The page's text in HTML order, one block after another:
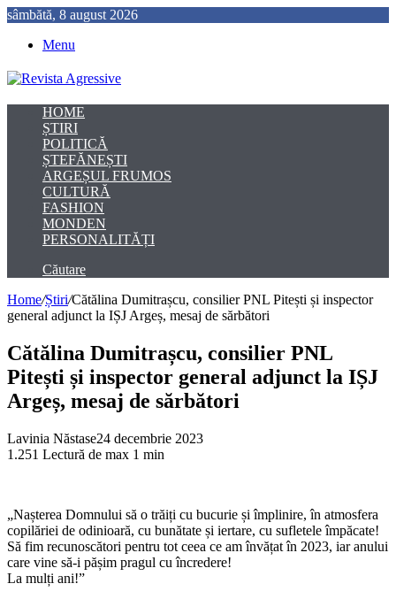
sâmbătă, 8 august 2026
Menu
HOME
ȘTIRI
POLITICĂ
ȘTEFĂNEȘTI
ARGEȘUL FRUMOS
CULTURĂ
FASHION
MONDEN
PERSONALITĂȚI
Căutare
Home/Știri/Cătălina Dumitrașcu, consilier PNL Pitești și inspector
general adjunct la IȘJ Argeș, mesaj de sărbători
Cătălina Dumitrașcu, consilier PNL
Pitești și inspector general adjunct la IȘJ
Argeș, mesaj de sărbători
Lavinia Năstase24 decembrie 2023
1.251 Lectură de max 1 min
„Nașterea Domnului să o trăiți cu bucurie și împlinire, în atmosfera
copilăriei de odinioară, cu bunătate și iertare, cu sufletele împăcate!
Să fim recunoscători pentru tot ceea ce am învățat în 2023, iar anului
care vine să-i pășim pragul cu încredere!
La mulți ani!”